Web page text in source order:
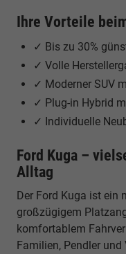
Ihre Vorteile
✓ Bis zu 30%
✓ Volle
✓ Moderner SUV
✓ Plug-in Hybrid
✓ Individuelle
Ford Kuga –
Alltag
Der Ford Kuga ist ein
großzügigem
komfortablem
Familien, Pendler